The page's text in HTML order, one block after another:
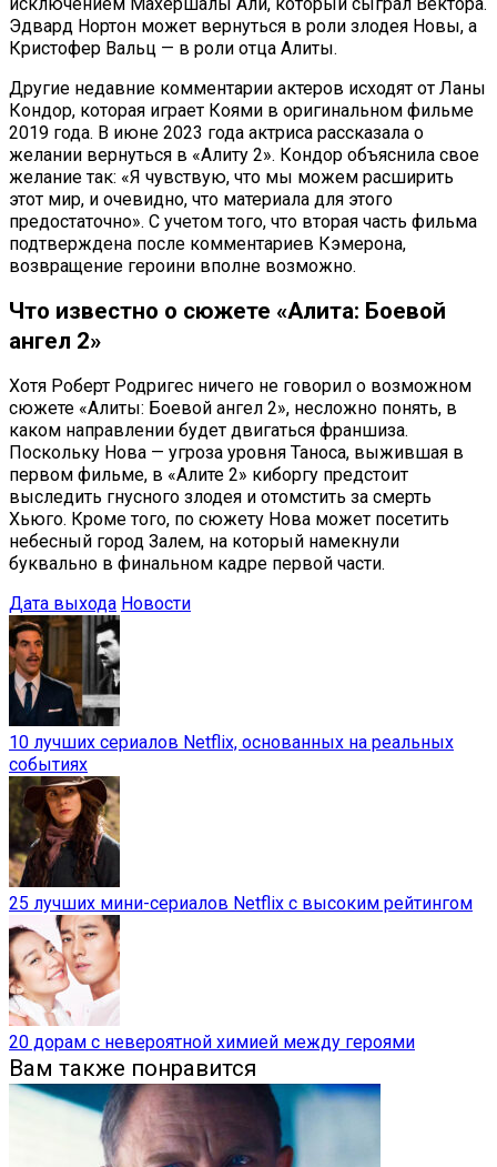
Эдвард Нортон может вернуться в роли злодея Новы, а
Кристофер Вальц — в роли отца Алиты.
Другие недавние комментарии актеров исходят от Ланы
Кондор, которая играет Коями в оригинальном фильме
2019 года. В июне 2023 года актриса рассказала о
желании вернуться в «Алиту 2». Кондор объяснила свое
желание так: «Я чувствую, что мы можем расширить
этот мир, и очевидно, что материала для этого
предостаточно». С учетом того, что вторая часть фильма
подтверждена после комментариев Кэмерона,
возвращение героини вполне возможно.
Что известно о сюжете «Алита: Боевой
ангел 2»
Хотя Роберт Родригес ничего не говорил о возможном
сюжете «Алиты: Боевой ангел 2», несложно понять, в
каком направлении будет двигаться франшиза.
Поскольку Нова — угроза уровня Таноса, выжившая в
первом фильме, в «Алите 2» киборгу предстоит
выследить гнусного злодея и отомстить за смерть
Хьюго. Кроме того, по сюжету Нова может посетить
небесный город Залем, на который намекнули
буквально в финальном кадре первой части.
Дата выхода Новости
10 лучших сериалов Netflix, основанных на реальных
событиях
25 лучших мини-сериалов Netflix с высоким рейтингом
20 дорам с невероятной химией между героями
Вам также понравится